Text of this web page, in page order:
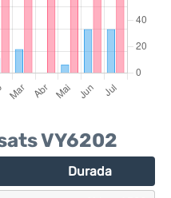
VY6202
Durada